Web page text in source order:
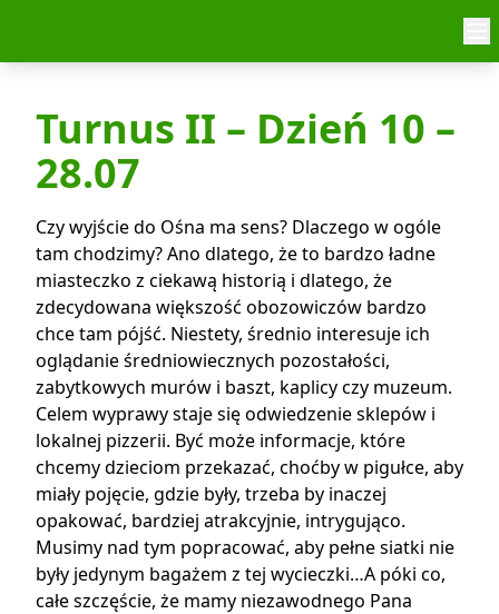
Turnus II – Dzień 10 –
28.07
Czy wyjście do Ośna ma sens? Dlaczego w ogóle
tam chodzimy? Ano dlatego, że to bardzo ładne
miasteczko z ciekawą historią i dlatego, że
zdecydowana większość obozowiczów bardzo
chce tam pójść. Niestety, średnio interesuje ich
oglądanie średniowiecznych pozostałości,
zabytkowych murów i baszt, kaplicy czy muzeum.
Celem wyprawy staje się odwiedzenie sklepów i
lokalnej pizzerii. Być może informacje, które
chcemy dzieciom przekazać, choćby w pigułce, aby
miały pojęcie, gdzie były, trzeba by inaczej
opakować, bardziej atrakcyjnie, intrygująco.
Musimy nad tym popracować, aby pełne siatki nie
były jedynym bagażem z tej wycieczki…A póki co,
całe szczęście, że mamy niezawodnego Pana